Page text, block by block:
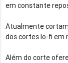
em constante
Atualmente
dos cortes lo-fi em
Além do corte